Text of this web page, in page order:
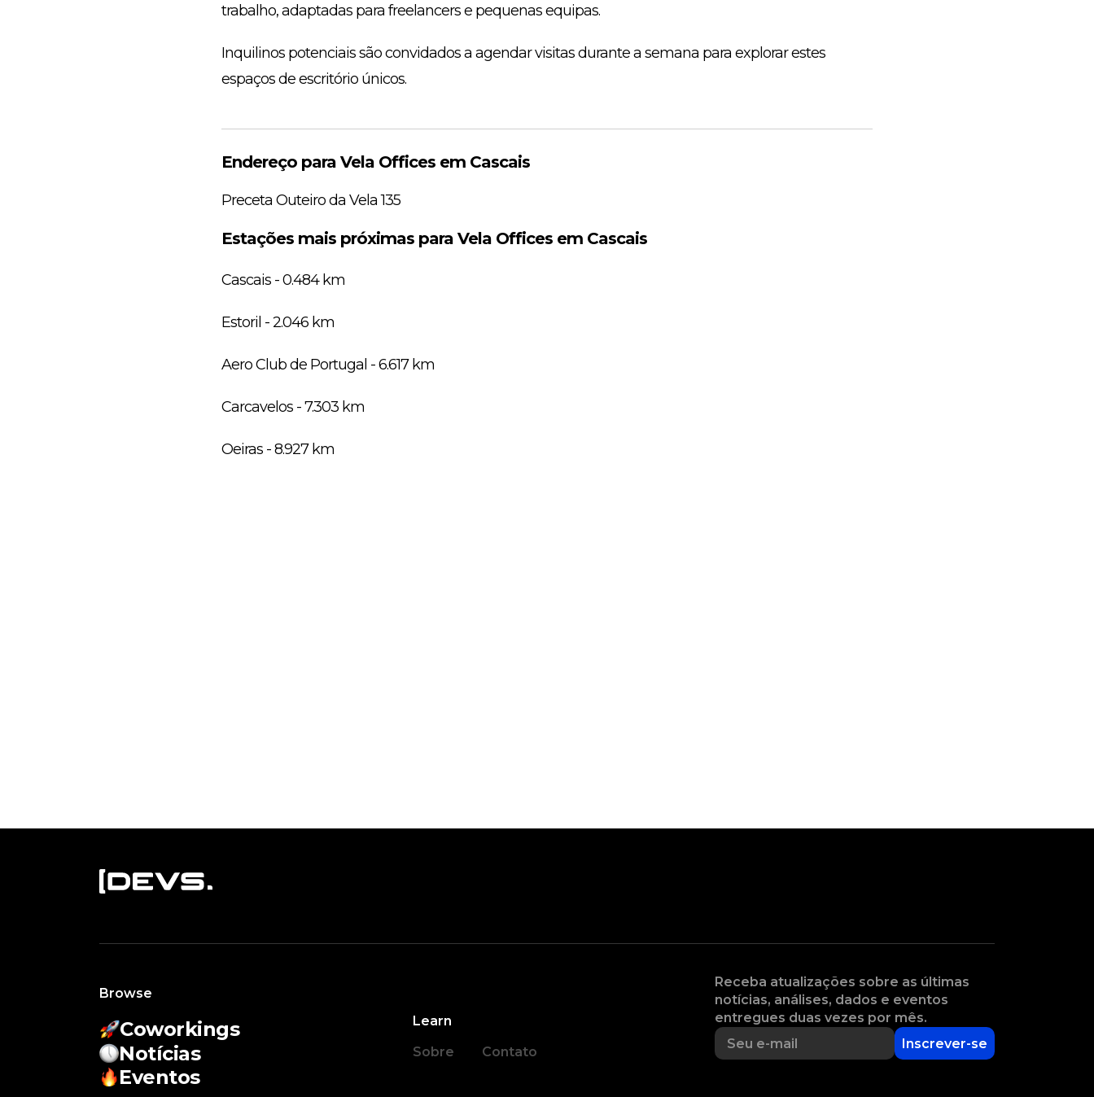
trabalho, adaptadas para freelancers e pequenas equipas.
Inquilinos potenciais são convidados a agendar visitas durante a semana para explorar estes
espaços de escritório únicos.
Endereço para Vela Offices em Cascais
Preceta Outeiro da Vela 135
Estações mais próximas para Vela Offices em Cascais
Cascais - 0.484 km
Estoril - 2.046 km
Aero Club de Portugal - 6.617 km
Carcavelos - 7.303 km
Oeiras - 8.927 km
Browse
Coworkings
Notícias
Eventos
Learn
Sobre
Contato
Receba atualizações sobre as últimas
notícias, análises, dados e eventos
entregues duas vezes por mês.
Inscrever-se